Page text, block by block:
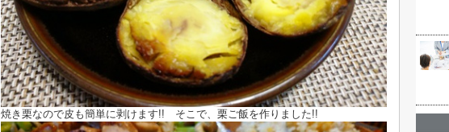
焼き栗なので皮も簡単に剥けます!! そこで、栗ご飯を作りました!!